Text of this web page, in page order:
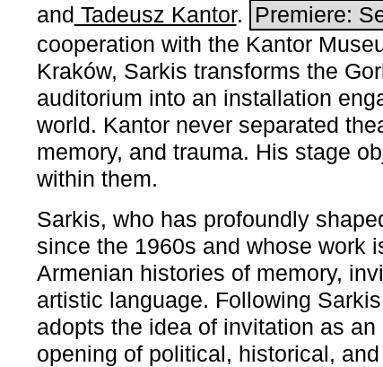
and Tadeusz Kantor. Premiere:
cooperation with the ­Kantor
Kraków, Sarkis transforms the
auditorium into an installation
world. Kantor never separated
memory, and trauma. His stage
within them.
Sarkis, who has profoundly
since the 1960s and whose work
Armenian histories of memory,
artistic language. Following
adopts the idea of invitation as
opening of political, historical,